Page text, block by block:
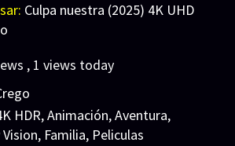
Culpa nuestra (2025) 4K UHD
, 1 views today
HDR,Animación,Aventura,
, Familia, Peliculas